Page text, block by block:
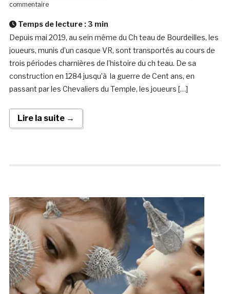
commentaire
Temps de lecture : 3 min
Depuis mai 2019, au sein même du Ch teau de Bourdeilles, les
joueurs, munis d’un casque VR, sont transportés au cours de
trois périodes charnières de l’histoire du ch teau. De sa
construction en 1284 jusqu’à la guerre de Cent ans, en
passant par les Chevaliers du Temple, les joueurs […]
Lire la suite →